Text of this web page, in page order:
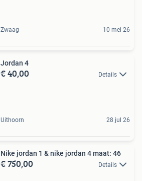
Zwaag 10 mei 26
Jordan 4
€ 40,00 Details
Uithoorn 28 jul 26
Nike jordan 1 & nike jordan 4 maat: 46
€ 750,00 Details